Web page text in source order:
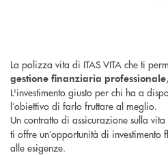
La polizza vita di ITAS VITA che ti
gestione finanziaria professionale
L'investimento giusto per chi ha a
l’obiettivo di farlo fruttare al meglio.
Un contratto di assicurazione sulla
ti offre un’opportunità di investimento
alle esigenze.